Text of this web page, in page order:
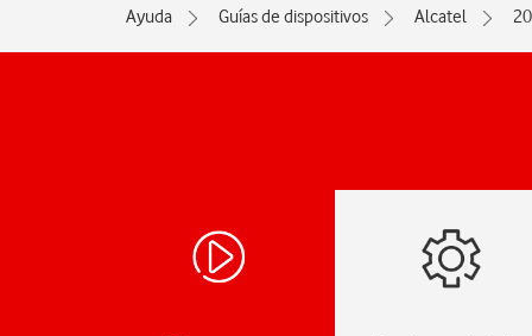
Ayuda Guías de dispositivos Alcatel